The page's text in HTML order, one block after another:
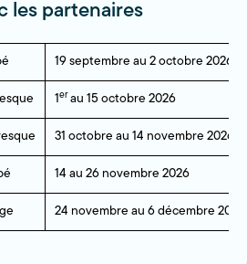
les partenaires
19 septembre au 2 octobre 2026
1erau 15 octobre 2026
31 octobre au 14 novembre 2026
14 au 26 novembre 2026
24 novembre au 6 décembre 2026